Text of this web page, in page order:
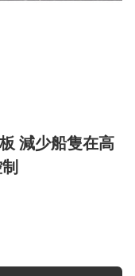
減少船隻在高